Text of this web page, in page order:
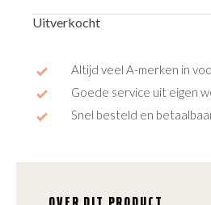
Uitverkocht
Altijd veel A-merken in
Goede service uit eigen
Snel besteld en